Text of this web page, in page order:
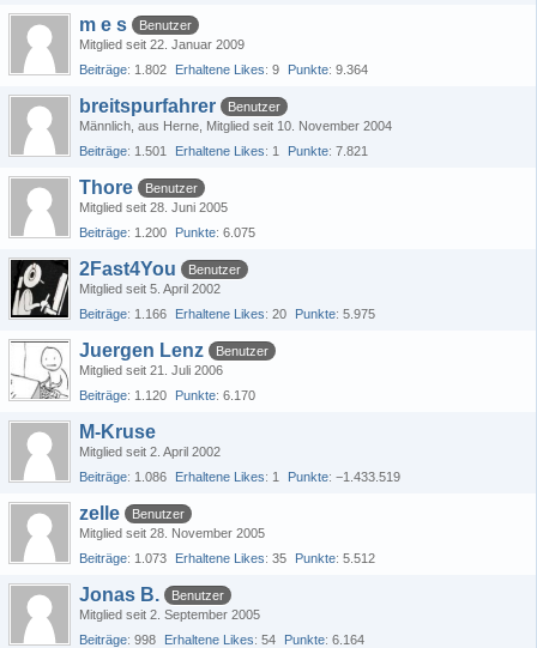
m e s
Benutzer
Mitglied seit 22. Januar 2009
Beiträge 1.802 Erhaltene Likes 9 Punkte 9.364
breitspurfahrer
Benutzer
Männlich aus Herne Mitglied seit 10. November 2004
Beiträge 1.501 Erhaltene Likes 1 Punkte 7.821
Thore
Benutzer
Mitglied seit 28. Juni 2005
Beiträge 1.200 Punkte 6.075
2Fast4You
Benutzer
Mitglied seit 5. April 2002
Beiträge 1.166 Erhaltene Likes 20 Punkte 5.975
Juergen Lenz
Benutzer
Mitglied seit 21. Juli 2006
Beiträge 1.120 Punkte 6.170
M-Kruse
Mitglied seit 2. April 2002
Beiträge 1.086 Erhaltene Likes 1 Punkte −1.433.519
zelle
Benutzer
Mitglied seit 28. November 2005
Beiträge 1.073 Erhaltene Likes 35 Punkte 5.512
Jonas B.
Benutzer
Mitglied seit 2. September 2005
Beiträge 998 Erhaltene Likes 54 Punkte 6.164